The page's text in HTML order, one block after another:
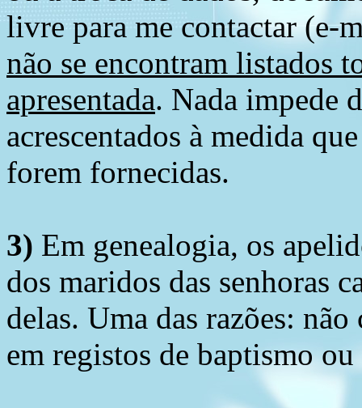
livre para me contactar (e-
não se encontram listados
apresentada. Nada impede
acrescentados à medida
forem fornecidas.
3) Em genealogia, os
dos maridos das senhoras
delas. Uma das razões:
em registos de baptismo